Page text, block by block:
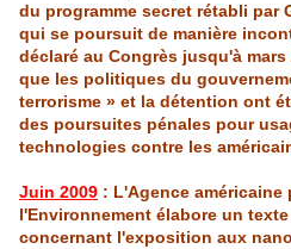
du programme secret rétabli par
qui se poursuit de manière
déclaré au Congrès jusqu'à
que les politiques du
terrorisme » et la détention ont
des poursuites pénales pour
technologies contre les
Juin 2009 : L'Agence
l'Environnement élabore un
concernant l'exposition aux nano